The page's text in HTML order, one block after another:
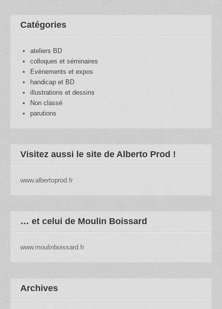
Catégories
ateliers BD
colloques et séminaires
Evènements et expos
handicap et BD
illustrations et dessins
Non classé
parutions
Visitez aussi le site de Alberto Prod !
www.albertoprod.fr
… et celui de Moulin Boissard
www.moulinboissard.fr
Archives